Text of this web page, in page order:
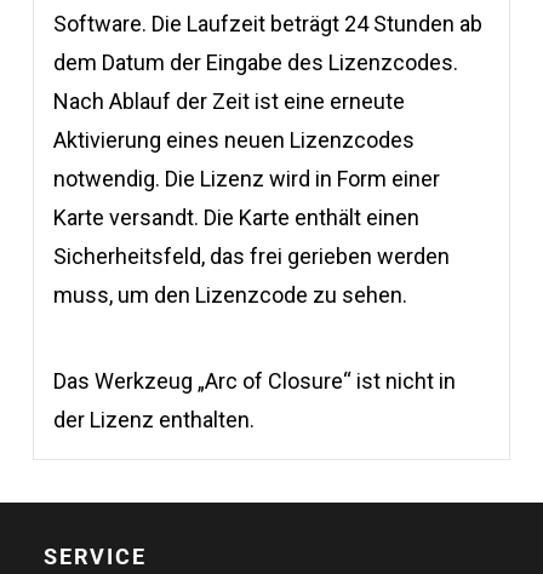
Software. Die Laufzeit beträgt 24 Stunden ab
dem Datum der Eingabe des Lizenzcodes.
Nach Ablauf der Zeit ist eine erneute
Aktivierung eines neuen Lizenzcodes
notwendig. Die Lizenz wird in Form einer
Karte versandt. Die Karte enthält einen
Sicherheitsfeld, das frei gerieben werden
muss, um den Lizenzcode zu sehen.
Das Werkzeug „Arc of Closure“ ist nicht in
der Lizenz enthalten.
SERVICE